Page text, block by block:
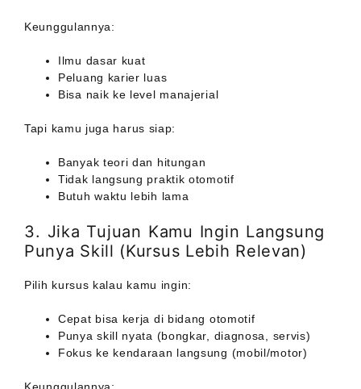
Keunggulannya:
Ilmu dasar kuat
Peluang karier luas
Bisa naik ke level manajerial
Tapi kamu juga harus siap:
Banyak teori dan hitungan
Tidak langsung praktik otomotif
Butuh waktu lebih lama
3. Jika Tujuan Kamu Ingin Langsung
Punya Skill (Kursus Lebih Relevan)
Pilih kursus kalau kamu ingin:
Cepat bisa kerja di bidang otomotif
Punya skill nyata (bongkar, diagnosa, servis)
Fokus ke kendaraan langsung (mobil/motor)